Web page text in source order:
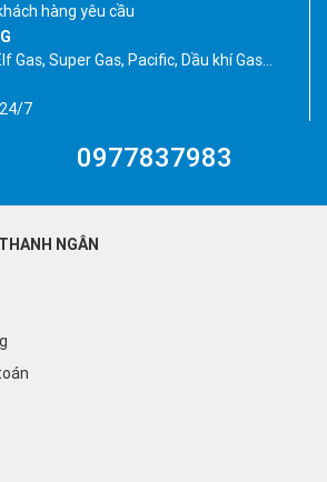
hàng yêu cầu
Gas, Super Gas, Pacific, Dầu khí Gas…
7
0977837983
NGÂN